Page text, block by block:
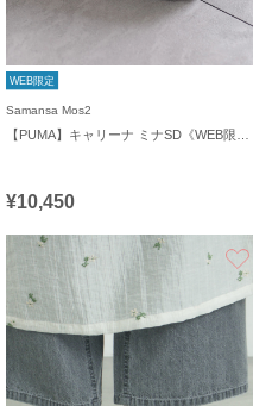
WEB限定
Samansa Mos2
¥10,450